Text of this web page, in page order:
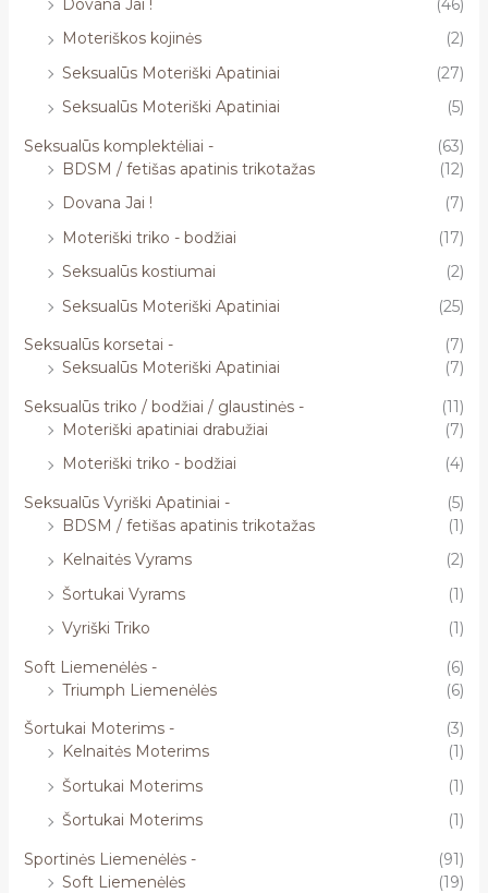
Dovana Jai !
(46)
Moteriškos kojinės
(2)
Seksualūs Moteriški Apatiniai
(27)
Seksualūs Moteriški Apatiniai
(5)
Seksualūs komplektėliai -
(63)
BDSM / fetišas apatinis trikotažas
(12)
Dovana Jai !
(7)
Moteriški triko - bodžiai
(17)
Seksualūs kostiumai
(2)
Seksualūs Moteriški Apatiniai
(25)
Seksualūs korsetai -
(7)
Seksualūs Moteriški Apatiniai
(7)
Seksualūs triko / bodžiai / glaustinės -
(11)
Moteriški apatiniai drabužiai
(7)
Moteriški triko - bodžiai
(4)
Seksualūs Vyriški Apatiniai -
(5)
BDSM / fetišas apatinis trikotažas
(1)
Kelnaitės Vyrams
(2)
Šortukai Vyrams
(1)
Vyriški Triko
(1)
Soft Liemenėlės -
(6)
Triumph Liemenėlės
(6)
Šortukai Moterims -
(3)
Kelnaitės Moterims
(1)
Šortukai Moterims
(1)
Šortukai Moterims
(1)
Sportinės Liemenėlės -
(91)
Soft Liemenėlės
(19)